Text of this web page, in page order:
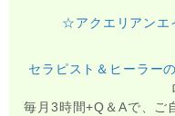
☆アクエリアンエ
セラピスト＆ヒーラー
毎月3時間+Q＆Aで、ご